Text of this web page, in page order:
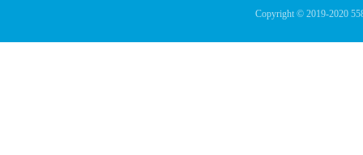
Copyright © 2019-2020